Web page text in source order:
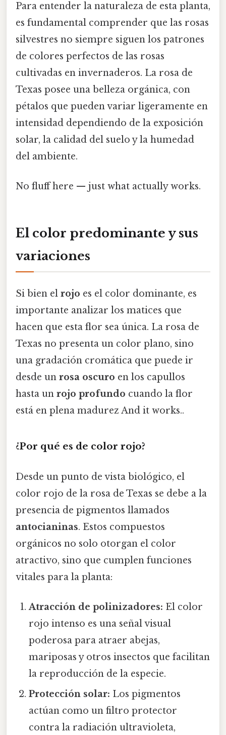
Para entender la naturaleza de esta planta,
es fundamental comprender que las rosas
silvestres no siempre siguen los patrones
de colores perfectos de las rosas
cultivadas en invernaderos. La rosa de
Texas posee una belleza orgánica, con
pétalos que pueden variar ligeramente en
intensidad dependiendo de la exposición
solar, la calidad del suelo y la humedad
del ambiente.
No fluff here — just what actually works.
El color predominante y sus
variaciones
Si bien el rojo es el color dominante, es
importante analizar los matices que
hacen que esta flor sea única. La rosa de
Texas no presenta un color plano, sino
una gradación cromática que puede ir
desde un rosa oscuro en los capullos
hasta un rojo profundo cuando la flor
está en plena madurez And it works..
¿Por qué es de color rojo?
Desde un punto de vista biológico, el
color rojo de la rosa de Texas se debe a la
presencia de pigmentos llamados
antocianinas. Estos compuestos
orgánicos no solo otorgan el color
atractivo, sino que cumplen funciones
vitales para la planta:
Atracción de polinizadores: El color
rojo intenso es una señal visual
poderosa para atraer abejas,
mariposas y otros insectos que facilitan
la reproducción de la especie.
Protección solar: Los pigmentos
actúan como un filtro protector
contra la radiación ultravioleta,